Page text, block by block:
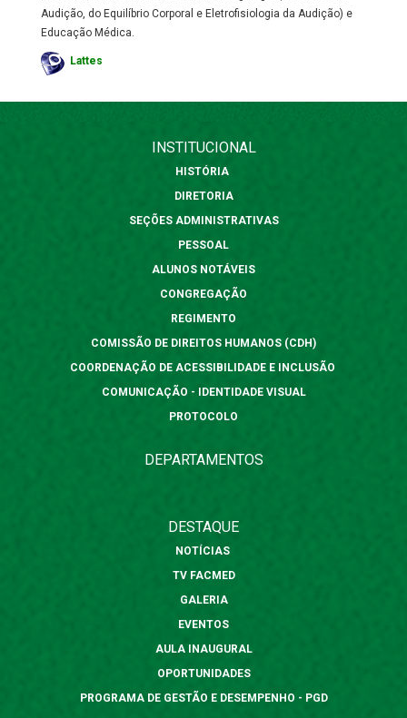
Audição, do Equilíbrio Corporal e Eletrofisiologia da Audição) e
Educação Médica.
Lattes
INSTITUCIONAL
HISTÓRIA
DIRETORIA
SEÇÕES ADMINISTRATIVAS
PESSOAL
ALUNOS NOTÁVEIS
CONGREGAÇÃO
REGIMENTO
COMISSÃO DE DIREITOS HUMANOS (CDH)
COORDENAÇÃO DE ACESSIBILIDADE E INCLUSÃO
COMUNICAÇÃO - IDENTIDADE VISUAL
PROTOCOLO
DEPARTAMENTOS
DESTAQUE
NOTÍCIAS
TV FACMED
GALERIA
EVENTOS
AULA INAUGURAL
OPORTUNIDADES
PROGRAMA DE GESTÃO E DESEMPENHO - PGD